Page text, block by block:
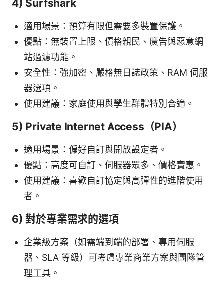
4) Surfshark
適用場景：預算有限但需要多裝置保護。
優點：無裝置上限、價格親民、廣告與惡意網
站過濾功能。
安全性：強加密、嚴格無日誌政策、RAM 伺服
器選項。
使用建議：家庭使用與學生群體特別合適。
5) Private Internet Access（PIA）
適用場景：偏好自訂與開放設定者。
優點：高度可自訂、伺服器眾多、價格實惠。
使用建議：喜歡自訂協定與高彈性的進階使用
者。
6) 對於專業需求的選項
企業級方案（如需端到端的部署、專用伺服
器、SLA 等級）可考慮專業商業方案與團隊管
理工具。